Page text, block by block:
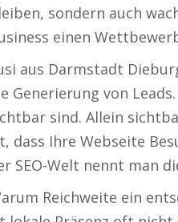
sondern auch
einen
aus Darmstadt
Generierung von
sind. Allein
dass Ihre Webseite
SEO-Welt nennt man
Reichweite ein